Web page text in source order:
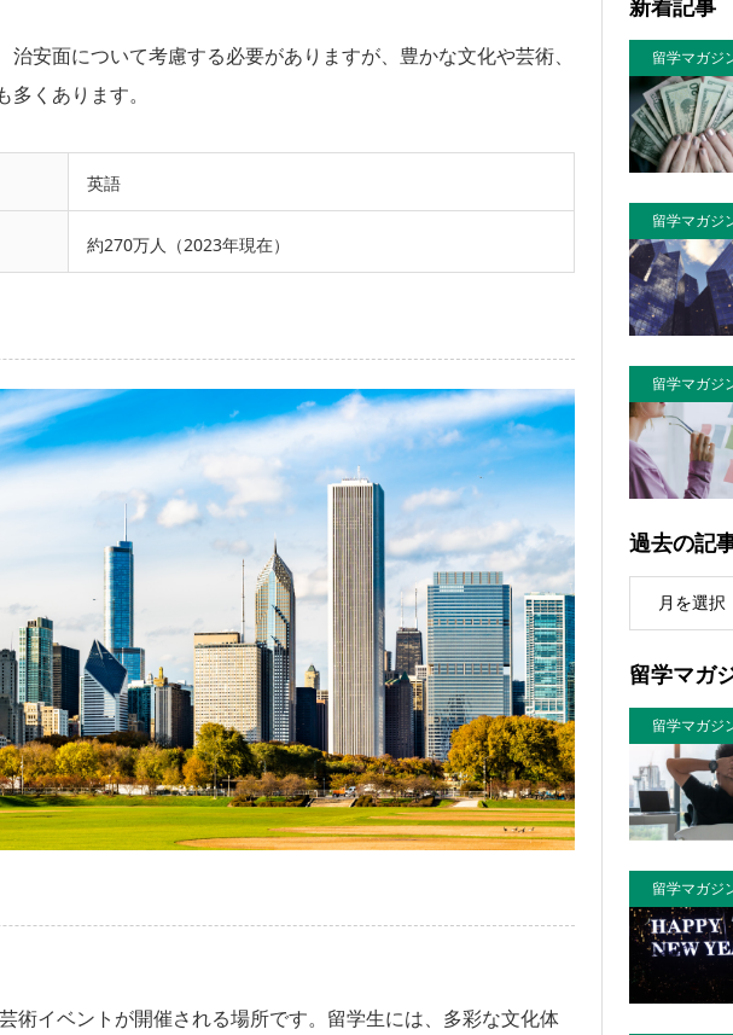
安面について考慮する必要がありますが、豊かな文化や芸術、
くあります。
英語
約270万人（2023年現在）
術イベントが開催される場所です。留学生には、多彩な文化体
新着記事
留学マガジ
留学マガジ
留学マガジ
過去の記
留学マガ
留学マガジ
留学マガジ